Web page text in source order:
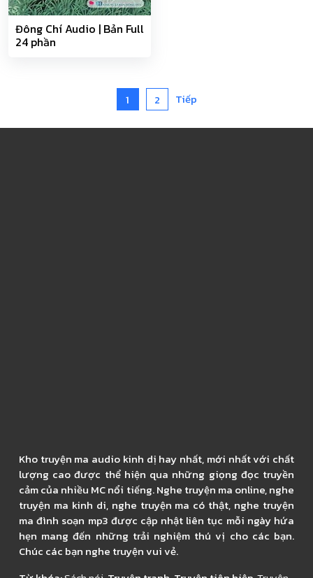
Đông Chí Audio | Bản Full
24 phần
1 2 Tiếp
Kho truyện ma audio kinh dị hay nhất, mới nhất với chất
lượng cao được thể hiện qua những giọng đọc truyền
cảm của nhiều MC nổi tiếng. Nghe truyện ma online, nghe
truyện ma kinh di, nghe truyện ma có thật, nghe truyện
ma đình soạn mp3 được cập nhật liên tục mỗi ngày hứa
hẹn mang đến những trải nghiệm thú vị cho các bạn.
Chúc các bạn nghe truyện vui vẻ.